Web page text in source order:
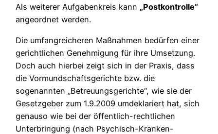
Als weiterer Aufgabenkreis kann „Postkontrolle“
angeordnet werden.
Die umfangreicheren Maßnahmen bedürfen einer
gerichtlichen Genehmigung für ihre Umsetzung.
Doch auch hierbei zeigt sich in der Praxis, dass
die Vormundschaftsgerichte bzw. die
sogenannten „Betreuungsgerichte“, wie sie der
Gesetzgeber zum 1.9.2009 umdeklariert hat, sich
genauso wie bei der öffentlich-rechtlichen
Unterbringung (nach Psychisch-Kranken-